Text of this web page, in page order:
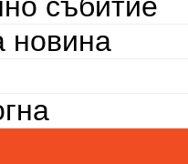
новина